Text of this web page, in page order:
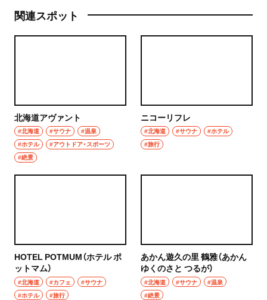
関連スポット
北海道アヴァント
#北海道 #サウナ
#温泉
#ホテル
#アウトドア・スポーツ
#絶景
ニコーリフレ
#北海道 #サウナ
#ホテル
#旅行
HOTEL POTMUM（ホテル ポ
ットマム）
#北海道 #カフェ
#サウナ
#ホテル
#旅行
あかん遊久の里 鶴雅（あかん
ゆくのさと つるが）
#北海道 #サウナ
#温泉
#絶景